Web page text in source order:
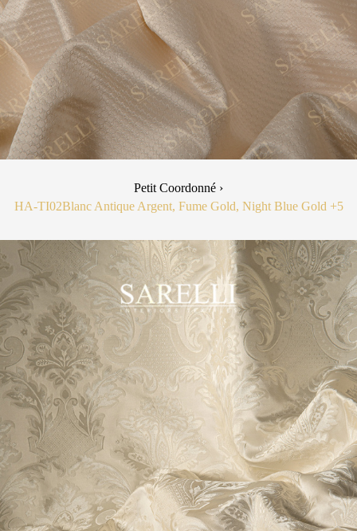
Petit Coordonné ›
HA-TI02Blanc Antique Argent, Fume Gold, Night Blue Gold +5